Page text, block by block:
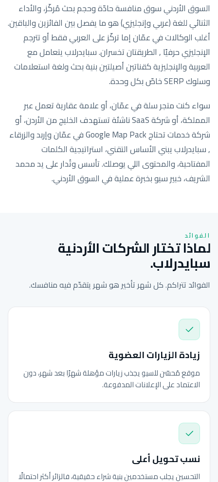
السوق الأردني سوق منافسة حادّة وحجم بحث مُركّز، والأداء
الثنائي للغة (عربي وإنجليزي) هو ما يفصل بين الفائزين والباقين.
أغلب الوكالات في عمّان إما تركّز على العربي فقط أو تترجم
الإنجليزي حرفيًا , الطريقتان تخسران. سبايدرلاب يتعامل مع
العربية والإنجليزية كقناتين أصيلتين بنية بحث ولغة استعلامات
وسلوك SERP خاصّ بكل وحدة.
سواء كنت متجر سلة في عمّان، أو علامة عقارية تعمل عبر
المملكة، أو شركة SaaS ناشئة تستهدف الخليج من الأردن، أو
شركة خدمات تحتاج Google Map Pack في عمّان وإربد والزرقاء
, سبايدرلاب يبني الأساس التقني، استراتيجية الكلمات
المفتاحية، والمحتوى اللي يوصلك. تأسس وتُدار على يد محمد
الشريف، خبير سيو بخبرة عملية في السوق الأردني.
الفوائد
لماذا تختار الشركات الأردنية
سبايدرلاب.
الفوائد تتراكم. كل شهر تأخير هو شهر يتقدّم فيه منافسك.
زيادة الزيارات العضوية
موقع مُحسّن للسيو يجذب زيارات مؤهلة شهرًا بعد شهر، دون
الاعتماد على الإعلانات المدفوعة.
نسب تحويل أعلى
التحسين يجلب مستخدمين بنية شراء حقيقية، فالزائر أكثر احتمالًا